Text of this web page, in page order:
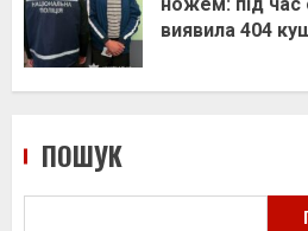
ножем: під час
виявила 404
ПОШУК